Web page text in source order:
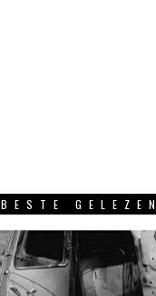
BESTE GELEZEN